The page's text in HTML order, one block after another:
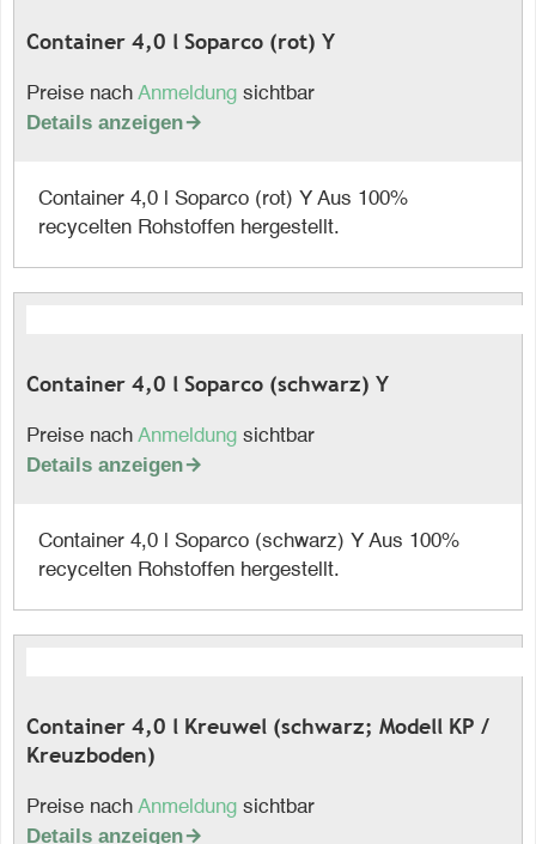
Container 4,0 l Soparco (rot) Y
Preise nach Anmeldung sichtbar
Details anzeigen
Container 4,0 l Soparco (rot) Y Aus 100%
recycelten Rohstoffen hergestellt.
Container 4,0 l Soparco (schwarz) Y
Preise nach Anmeldung sichtbar
Details anzeigen
Container 4,0 l Soparco (schwarz) Y Aus 100%
recycelten Rohstoffen hergestellt.
Container 4,0 l Kreuwel (schwarz; Modell KP /
Kreuzboden)
Preise nach Anmeldung sichtbar
Details anzeigen